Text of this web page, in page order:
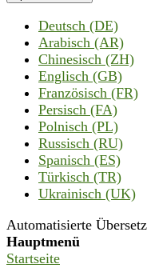
Deutsch (DE)
Arabisch (AR)
Chinesisch (ZH)
Englisch (GB)
Französisch (FR)
Persisch (FA)
Polnisch (PL)
Russisch (RU)
Spanisch (ES)
Türkisch (TR)
Ukrainisch (UK)
Automatisierte
Hauptmenü
Startseite